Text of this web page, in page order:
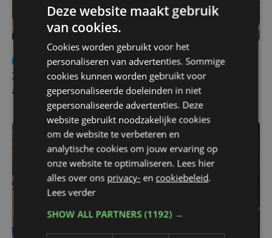
Nieuws Update
za 1 augustus | 17:21
Zwaar ongeval op E403 in Izegem: drie rijstroken
afgesloten
Deze website maakt gebruik
van cookies.
Cookies worden gebruikt voor het
personaliseren van advertenties. Sommige
cookies kunnen worden gebruikt voor
gepersonaliseerde doeleinden in niet
gepersonaliseerde advertenties. Deze
website gebruikt noodzakelijke cookies
om de website te verbeteren en
analytische cookies om jouw ervaring op
onze website te optimaliseren. Lees hier
alles over ons privacy- en cookiebeleid.
Lees verder
SHOW ALL PARTNERS(1192) →